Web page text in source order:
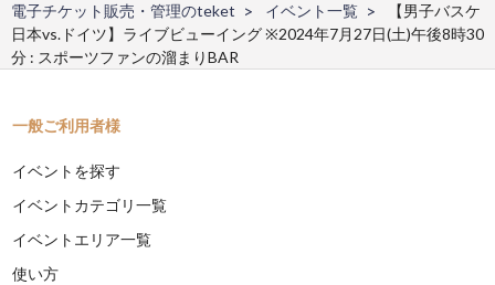
電子チケット販売・管理のteket イベント一覧
【男子バスケ
日本vs.ドイツ】ライブビューイング ※2024年7月27日(土)午後8時30
分 : スポーツファンの溜まりBAR
一般ご利用者様
イベントを探す
イベントカテゴリ一覧
イベントエリア一覧
使い方